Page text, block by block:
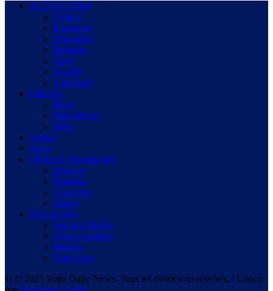
ACTUALITES
Culture
Economie
Education
Religion
Santé
Société
Université
Lifestyle
Buzz
Faits Divers
Idées
Vidéos
Sport
Offres & Opportunités
Bourses
Emplois
Concours
Stages
Tech & Web
Success Stories
Jeunes Leaders
Patrons
Togo Stars
© © 2025 Togo Daily News. Tous les droits sont réserves. / Conçu